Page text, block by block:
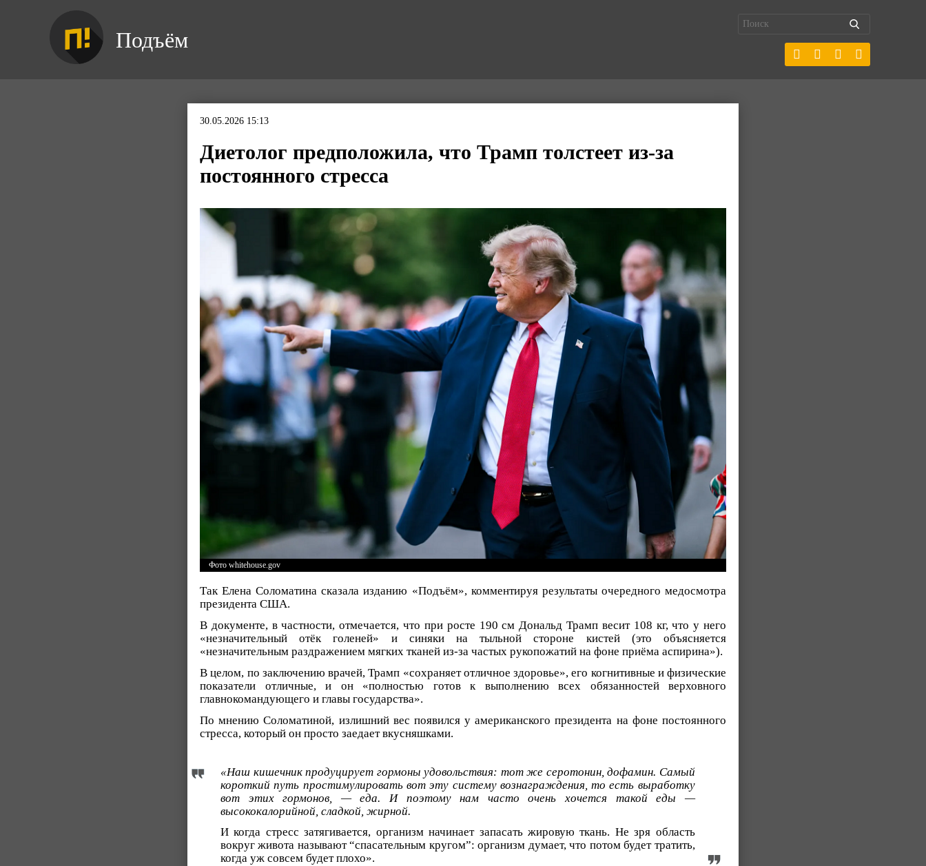
Подъём
30.05.2026 15:13
Диетолог предположила, что Трамп толстеет из-за
постоянного стресса
Фото whitehouse.gov
Так Елена Соломатина сказала изданию «Подъём», комментируя результаты очередного медосмотра
президента США.
В документе, в частности, отмечается, что при росте 190 см Дональд Трамп весит 108 кг, что у него
«незначительный отёк голеней» и синяки на тыльной стороне кистей (это объясняется
«незначительным раздражением мягких тканей из-за частых рукопожатий на фоне приёма аспирина»).
В целом, по заключению врачей, Трамп «сохраняет отличное здоровье», его когнитивные и физические
показатели отличные, и он «полностью готов к выполнению всех обязанностей верховного
главнокомандующего и главы государства».
По мнению Соломатиной, излишний вес появился у американского президента на фоне постоянного
стресса, который он просто заедает вкусняшками.
«Наш кишечник продуцирует гормоны удовольствия: тот же серотонин, дофамин. Самый
короткий путь простимулировать вот эту систему вознаграждения, то есть выработку
вот этих гормонов, — еда. И поэтому нам часто очень хочется такой еды —
высококалорийной, сладкой, жирной.
И когда стресс затягивается, организм начинает запасать жировую ткань. Не зря область
вокруг живота называют “спасательным кругом”: организм думает, что потом будет тратить,
когда уж совсем будет плохо».